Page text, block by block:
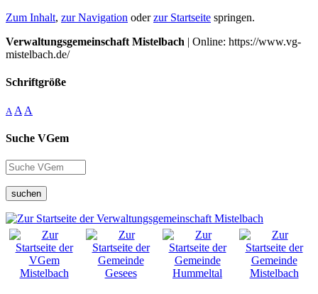
Zum Inhalt, zur Navigation oderzur Startseite springen.
Verwaltungsgemeinschaft Mistelbach | Online: https://www.vg-
mistelbach.de/
Schriftgröße
A A A
Suche VGem
suchen